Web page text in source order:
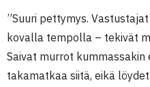
”Suuri pettymys.
kovalla tempolla – tekivät
Saivat murrot kummassakin
takamatkaa siitä, eikä